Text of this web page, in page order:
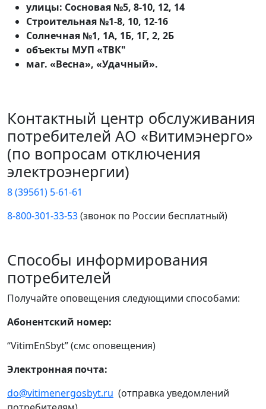
улицы: Сосновая №5, 8-10, 12, 14
Строительная №1-8, 10, 12-16
Солнечная №1, 1А, 1Б, 1Г, 2, 2Б
объекты МУП «ТВК"
маг. «Весна», «Удачный».
Контактный центр обслуживания
потребителей АО «Витимэнерго»
(по вопросам отключения
электроэнергии)
8 (39561) 5-61-61
8-800-301-33-53(звонок по России бесплатный)
Способы информирования
потребителей
Получайте оповещения следующими способами:
Абонентский номер:
“VitimEnSbyt” (смс оповещения)
Электронная почта:
do@vitimenergosbyt.ru (отправка уведомлений